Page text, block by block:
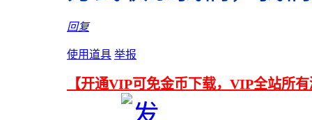
回复
使用道具 举报
【开通VIP可免金币下载，VIP全站所